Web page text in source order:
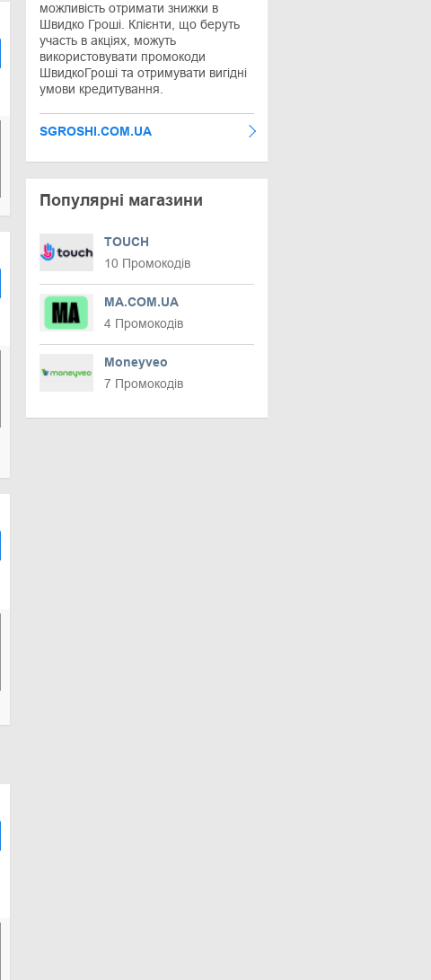
можливість отримати знижки в
Швидко Гроші. Клієнти, що беруть
участь в акціях, можуть
використовувати промокоди
ШвидкоГроші та отримувати вигідні
умови кредитування.
SGROSHI.COM.UA
Популярні магазини
TOUCH
10 Промокодів
MA.COM.UA
4 Промокодів
Moneyveo
7 Промокодів